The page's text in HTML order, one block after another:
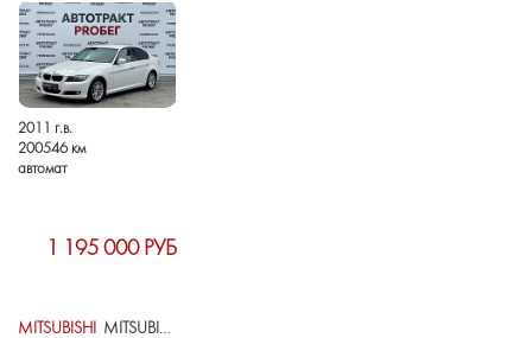
2011 г.в.
200546 км
автомат
1 195 000 РУБ
MITSUBISHI MITSUBISHI OUTLANDER III